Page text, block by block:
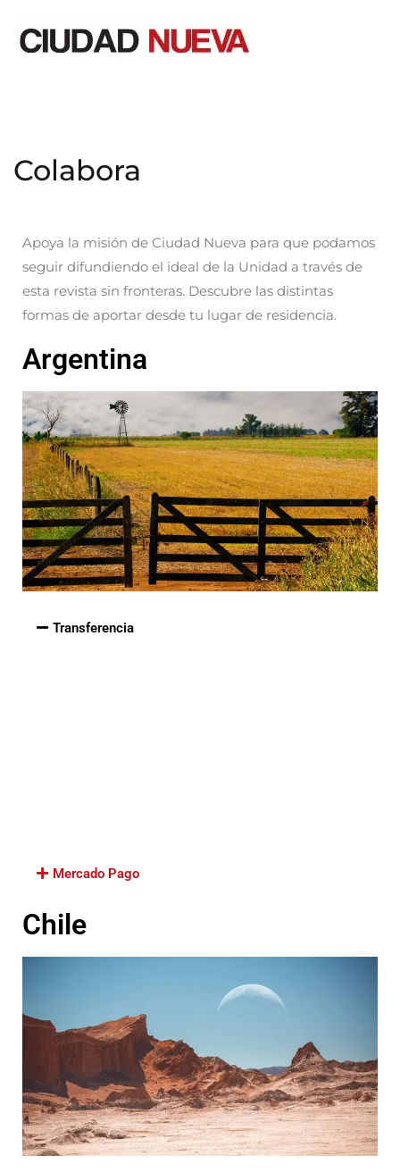
Colabora
Apoya la misión de Ciudad Nueva para que podamos
seguir difundiendo el ideal de la Unidad a través de
esta revista sin fronteras. Descubre las distintas
formas de aportar desde tu lugar de residencia.
Argentina
Transferencia
Mercado Pago
Chile